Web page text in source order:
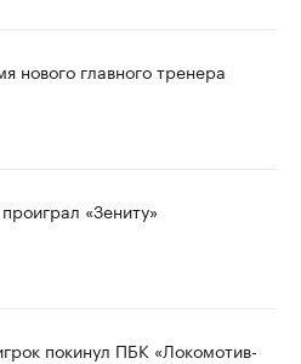
нового главного тренера
«Зениту»
покинул ПБК «Локомотив-